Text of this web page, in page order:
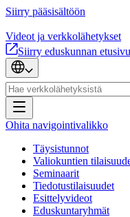
Siirry pääsisältöön
Videot ja verkkolähetykset
Siirry eduskunnan
Ohita navigointivalikko
Täysistunnot
Valiokuntien
Seminaarit
Tiedotustilaisuudet
Esittelyvideot
Eduskuntaryhmät